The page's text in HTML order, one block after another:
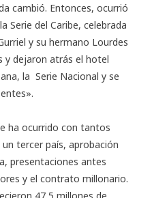
cambió. Entonces, ocurrió
Serie del Caribe, celebrada
y su hermano Lourdes
y dejaron atrás el hotel
la Serie Nacional y se
ha ocurrido con tantos
tercer país, aprobación
presentaciones antes
y el contrato millonario.